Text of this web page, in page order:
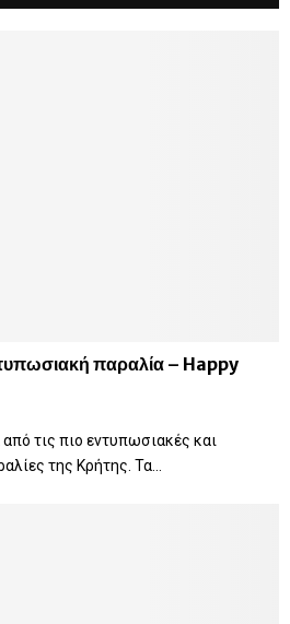
παραλία – Happy
από τις πιο εντυπωσιακές και
της Κρήτης. Τα...